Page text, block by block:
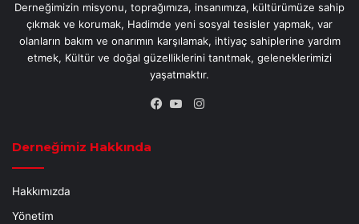
Derneğimizin misyonu, toprağımıza, insanımıza, kültürümüze sahip
çıkmak ve korumak, Hadimde yeni sosyal tesisler yapmak, var
olanların bakım ve onarımın karşılamak, ihtiyaç sahiplerine yardım
etmek, Kültür ve doğal güzelliklerini tanıtmak, geleneklerimizi
yaşatmaktır.
Instagram
Derneğimiz Hakkında
Hakkımızda
Yönetim